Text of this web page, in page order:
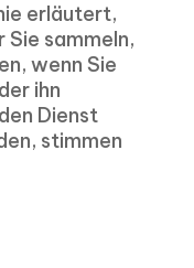
erläutert,
sammeln,
wenn Sie
ihn
Dienst
stimmen